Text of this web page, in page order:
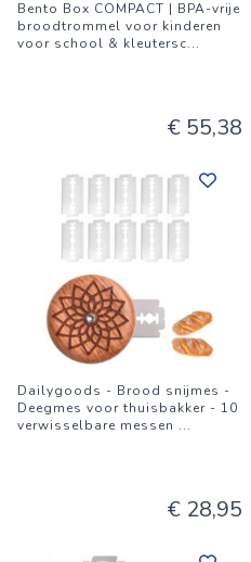
Bento Box COMPACT | BPA-vrije
broodtrommel voor kinderen
voor school & kleutersc...
€ 55,38
Dailygoods - Brood snijmes -
Deegmes voor thuisbakker - 10
verwisselbare messen ...
€ 28,95